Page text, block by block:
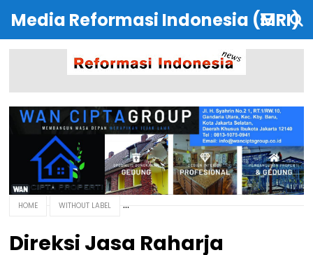
Media Reformasi Indonesia (MRI)
HOME WITHOUT LABEL
Direksi Jasa Raharja